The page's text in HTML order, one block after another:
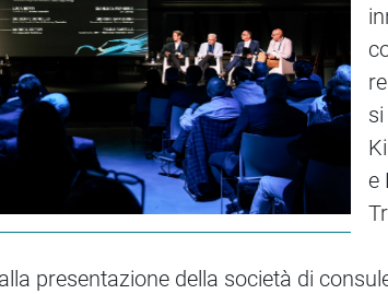
e
presentazione della società di